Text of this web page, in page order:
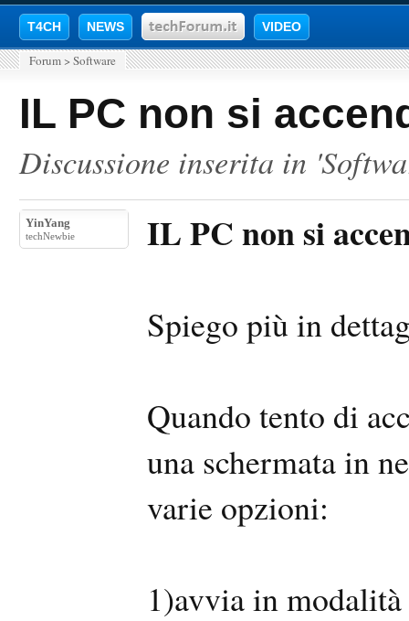
T4CH NEWS VIDEO
Forum > Software
IL PC non si
Discussione inserita in '
YinYang
techNewbie IL PC non si
Spiego più in
Quando tento di
una schermata in
varie opzioni:
1)avvia in